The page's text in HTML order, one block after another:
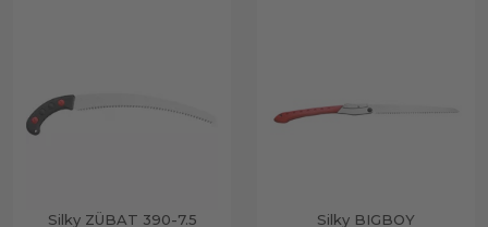
Silky ZÜBAT 390-7.5
Silky BIGBOY